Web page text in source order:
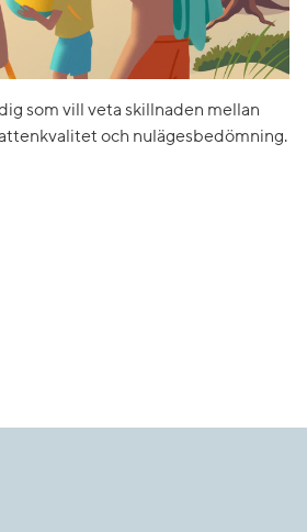
som vill veta skillnaden mellan
och nulägesbedömning.